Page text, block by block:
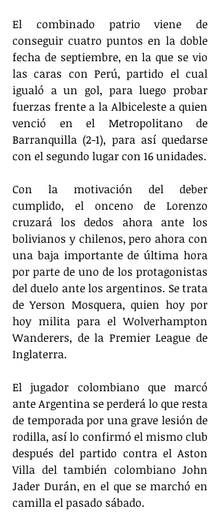
El combinado patrio viene de
conseguir cuatro puntos en la doble
fecha de septiembre, en la que se vio
las caras con Perú, partido el cual
igualó a un gol, para luego probar
fuerzas frente a la Albiceleste a quien
venció en el Metropolitano de
Barranquilla (2-1), para así quedarse
con el segundo lugar con 16 unidades.
Con la motivación del deber
cumplido, el onceno de Lorenzo
cruzará los dedos ahora ante los
bolivianos y chilenos, pero ahora con
una baja importante de última hora
por parte de uno de los protagonistas
del duelo ante los argentinos. Se trata
de Yerson Mosquera, quien hoy por
hoy milita para el Wolverhampton
Wanderers, de la Premier League de
Inglaterra.
El jugador colombiano que marcó
ante Argentina se perderá lo que resta
de temporada por una grave lesión de
rodilla, así lo confirmó el mismo club
después del partido contra el Aston
Villa del también colombiano John
Jader Durán, en el que se marchó en
camilla el pasado sábado.